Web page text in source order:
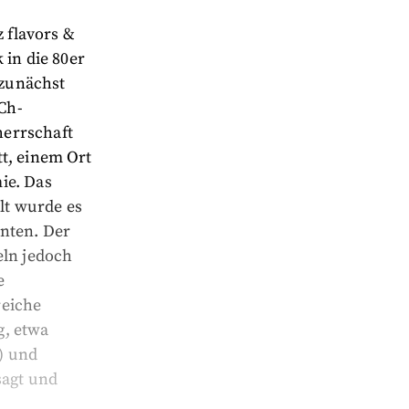
flavors &
in die 80er
einem Ort
Das
wurde es
Der
jedoch
etwa
und
und